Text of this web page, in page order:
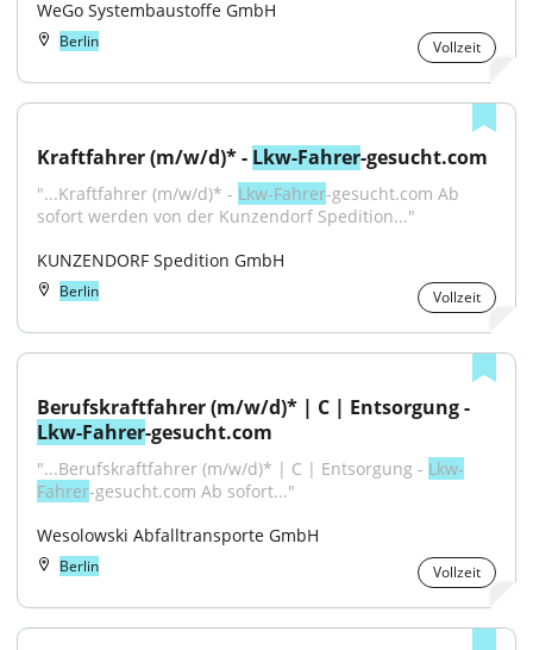
WeGo Systembaustoffe GmbH
Berlin Vollzeit
Kraftfahrer (m/w/d)* - Lkw-Fahrer-gesucht.com
"...Kraftfahrer (m/w/d)* - Lkw-Fahrer-gesucht.com Ab
sofort werden von der Kunzendorf Spedition..."
KUNZENDORF Spedition GmbH
Berlin Vollzeit
Lkw-Fahrer-gesucht.com
"...Berufskraftfahrer (m/w/d)* | C | Entsorgung - Lkw-
Fahrer-gesucht.com Ab sofort..."
Wesolowski Abfalltransporte GmbH
Berlin Vollzeit